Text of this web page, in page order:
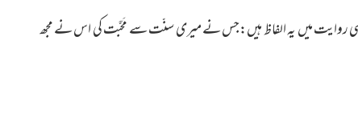
روایت میں یہ الفاظ ہیں:جس نے میری سنّت سے مَحَبَّت کی اس نے مجھ